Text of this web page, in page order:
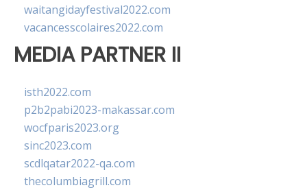
waitangidayfestival2022.com
vacancesscolaires2022.com
MEDIA PARTNER II
isth2022.com
p2b2pabi2023-makassar.com
wocfparis2023.org
sinc2023.com
scdlqatar2022-qa.com
thecolumbiagrill.com